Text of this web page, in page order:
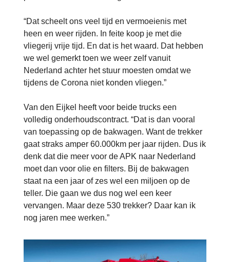
“Dat scheelt ons veel tijd en vermoeienis met
heen en weer rijden. In feite koop je met die
vliegerij vrije tijd. En dat is het waard. Dat hebben
we wel gemerkt toen we weer zelf vanuit
Nederland achter het stuur moesten omdat we
tijdens de Corona niet konden vliegen.”
Van den Eijkel heeft voor beide trucks een
volledig onderhoudscontract. “Dat is dan vooral
van toepassing op de bakwagen. Want de trekker
gaat straks amper 60.000km per jaar rijden. Dus ik
denk dat die meer voor de APK naar Nederland
moet dan voor olie en filters. Bij de bakwagen
staat na een jaar of zes wel een miljoen op de
teller. Die gaan we dus nog wel een keer
vervangen. Maar deze 530 trekker? Daar kan ik
nog jaren mee werken.”